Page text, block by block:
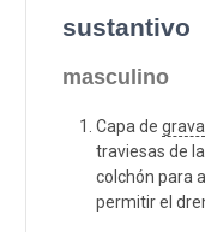
sustantivo
masculino
Capa de grava
traviesas de
colchón para
permitir el